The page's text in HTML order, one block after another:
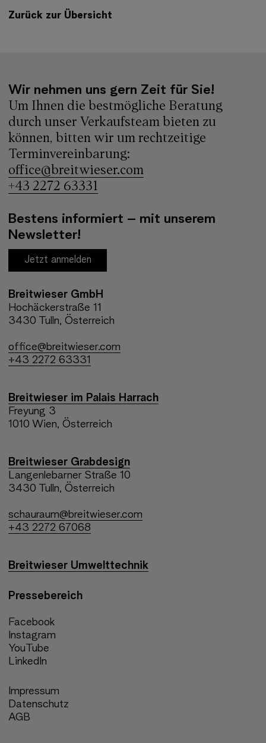
Zurück zur Übersicht
Wir nehmen uns gern Zeit für Sie!
Um Ihnen die bestmögliche Beratung
durch unser Verkaufsteam bieten zu
können, bitten wir um rechtzeitige
Terminvereinbarung:
office@breitwieser.com
+43 2272 63331
Bestens informiert – mit unserem
Newsletter!
Jetzt anmelden
Breitwieser GmbH
Hochäckerstraße 11
3430 Tulln, Österreich
office@breitwieser.com
+43 2272 63331
Breitwieser im Palais Harrach
Freyung 3
1010 Wien, Österreich
Breitwieser Grabdesign
Langenlebarner Straße 10
3430 Tulln, Österreich
schauraum@breitwieser.com
+43 2272 67068
Breitwieser Umwelttechnik
Pressebereich
Facebook
Instagram
YouTube
LinkedIn
Impressum
Datenschutz
AGB